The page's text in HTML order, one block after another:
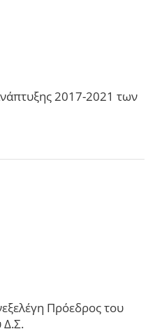
2017-2021 των
Πρόεδρος του
Δ.Σ.